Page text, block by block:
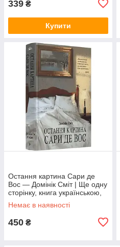
339 ₴
Купити
Остання картина Сари де
Вос — Домінік Сміт | Ще одну
сторінку, книга українською,
нова, тверда
Немає в наявності
450 ₴